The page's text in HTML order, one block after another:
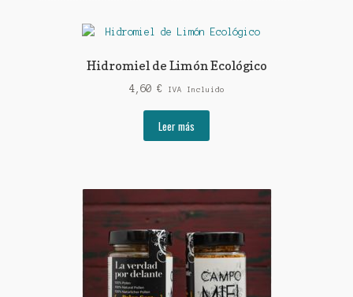
Hidromiel de Limón Ecológico
4,60 € IVA Incluido
Leer más